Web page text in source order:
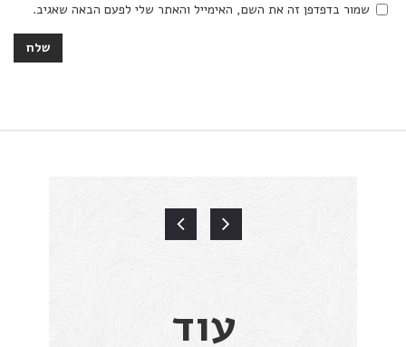
שמור בדפדפן זה את השם, האימייל והאתר שלי לפעם הבאה שאגיב.
עוד